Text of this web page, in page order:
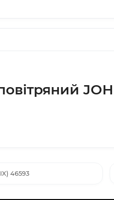
46593